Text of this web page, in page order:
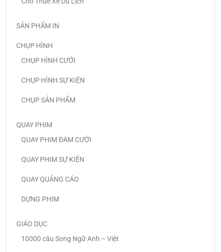
SẢN PHẨM IN
CHỤP HÌNH
CHỤP HÌNH CƯỚI
CHỤP HÌNH SỰ KIỆN
CHỤP SẢN PHẨM
QUAY PHIM
QUAY PHIM ĐÁM CƯỚI
QUAY PHIM SỰ KIỆN
QUAY QUẢNG CÁO
DỰNG PHIM
GIÁO DỤC
10000 câu Song Ngữ Anh – Việt